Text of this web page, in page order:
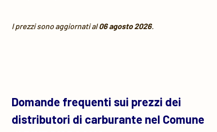
I prezzi sono aggiornati al06 agosto 2026.
Domande frequenti sui prezzi dei
distributori di carburante nel Comune